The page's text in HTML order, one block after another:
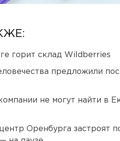
горит склад Wildberries
предложили
не могут найти в
Оренбурга застроят